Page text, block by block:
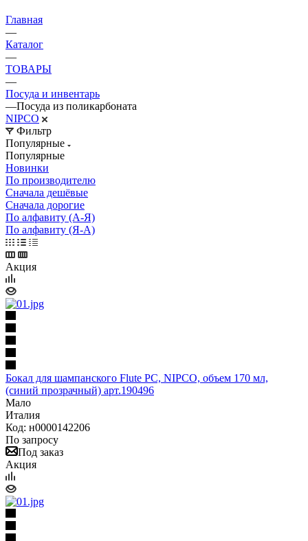
Главная
—
Каталог
—
ТОВАРЫ
—
Посуда и инвентарь
—Посуда из поликарбоната
NIPCO
Фильтр
Популярные
Популярные
Новинки
По производителю
Сначала дешёвые
Сначала дорогие
По алфавиту (А-Я)
По алфавиту (Я-А)
Акция
Бокал для шампанского Flute РС, NIPCO, объем 170 мл,
(синий прозрачный) арт.190496
Мало
Италия
Код: н0000142206
По запросу
Под заказ
Акция